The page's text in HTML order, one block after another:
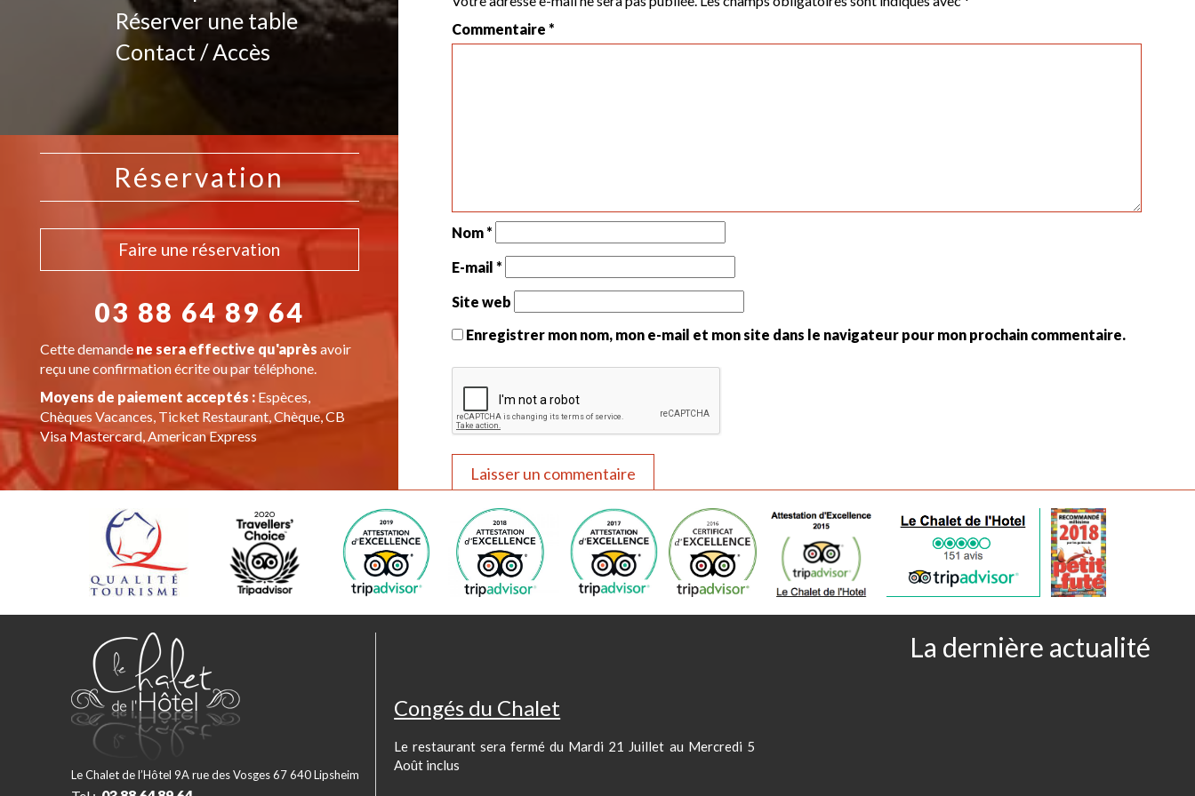
Réserver une table
Contact / Accès
Commentaire*
Nom*
E-mail*
Site web
Enregistrer mon nom, mon e-mail et mon site dans le navigateur pour mon prochain commentaire.
Réservation
Faire une réservation
03 88 64 89 64
Cette demande ne sera effective qu'après avoir
reçu une confirmation écrite ou par téléphone.
Moyens de paiement acceptés :Espèces,
Chèques Vacances, Ticket Restaurant, Chèque, CB
Visa Mastercard, American Express
Le Chalet de l’Hôtel 9A rue des Vosges 67 640 Lipsheim
La dernière actualité
Congés du Chalet
Le restaurant sera fermé du Mardi 21 Juillet au Mercredi 5
Août inclus